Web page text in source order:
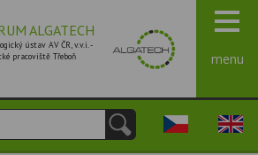
ALGATECH
ústav AV ČR, v.v.i. -
pracoviště Třeboň
menu
Česky